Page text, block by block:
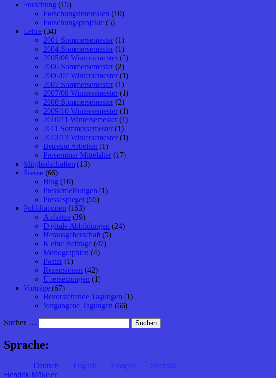
Forschung (15)
Forschungsinteressen (10)
Forschungsprojekte (5)
Lehre (34)
2001 Sommersemester (1)
2004 Sommersemester (1)
2005/06 Wintersemester (3)
2006 Sommersemester (2)
2006/07 Wintersemester (1)
2007 Sommersemester (1)
2007/08 Wintersemester (1)
2008 Sommersemester (2)
2009/10 Wintersemester (1)
2010/11 Wintersemester (1)
2011 Sommersemester (1)
2012/13 Wintersemester (1)
Betreute Arbeiten (1)
Proseminar Mittelalter (17)
Mitgliedschaften (13)
Presse (66)
Blog (10)
Pressemeldungen (1)
Pressespiegel (55)
Publikationen (163)
Aufsätze (39)
Digitale Abbildungen (24)
Herausgeberschaft (5)
Kleine Beiträge (47)
Monographien (4)
Poster (1)
Rezensionen (42)
Übersetzungen (1)
Vorträge (67)
Bevorstehende Tagungen (1)
Vergangene Tagungen (66)
Suchen …
Sprache:
Deutsch English Français
Svenska
Hendrik Mäkeler